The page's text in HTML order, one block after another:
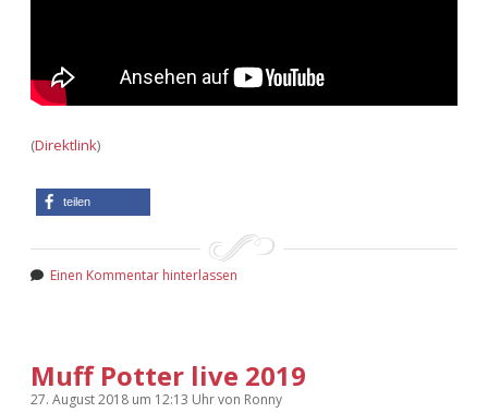
(Direktlink)
teilen
Einen Kommentar hinterlassen
Muff Potter live 2019
27. August 2018 um 12:13 Uhrvon Ronny